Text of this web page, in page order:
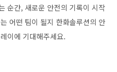
순간, 새로운 안전의 기록이 시작
어떤 팀이 될지 한화솔루션의 안
이에 기대해주세요.